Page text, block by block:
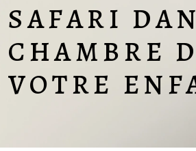
SAFARI
CHAMBRE
VOTRE